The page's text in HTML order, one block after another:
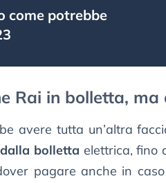
come potrebbe
Rai in bolletta, ma
avere tutta un’altra
bolletta elettrica, fino
pagare anche in